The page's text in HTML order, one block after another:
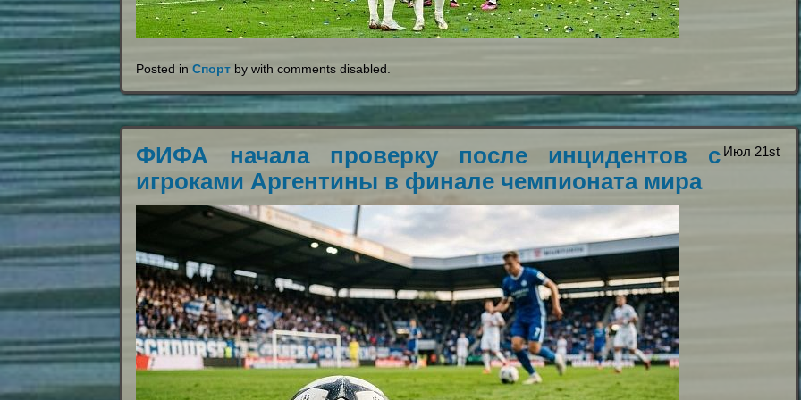
Posted inСпорт by withcomments disabled.
Июл 21st
ФИФА начала проверку после инцидентов с
игроками Аргентины в финале чемпионата мира